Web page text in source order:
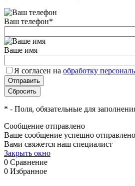
Ваш телефон*
Ваше имя
Я согласен на обработку
* - Поля, обязательные для
Сообщение отправлено
Ваше сообщение успешно
Вами свяжется наш специалист
Закрыть окно
0 Сравнение
0 Избранное